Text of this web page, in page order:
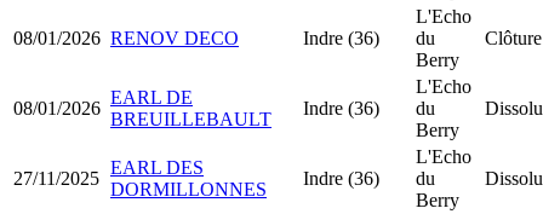
08/01/2026 RENOV DECO Indre (36)
L'Echo
du
Berry
08/01/2026
EARL DE
BREUILLEBAULT
Indre (36)
L'Echo
du
Berry
27/11/2025
EARL DES
DORMILLONNES
Indre (36)
L'Echo
du
Berry